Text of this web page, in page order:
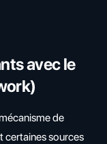
avec le
de
certaines sources